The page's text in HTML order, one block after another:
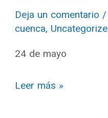
Deja un comentario /
cuenca,
24 de mayo
Leer más »